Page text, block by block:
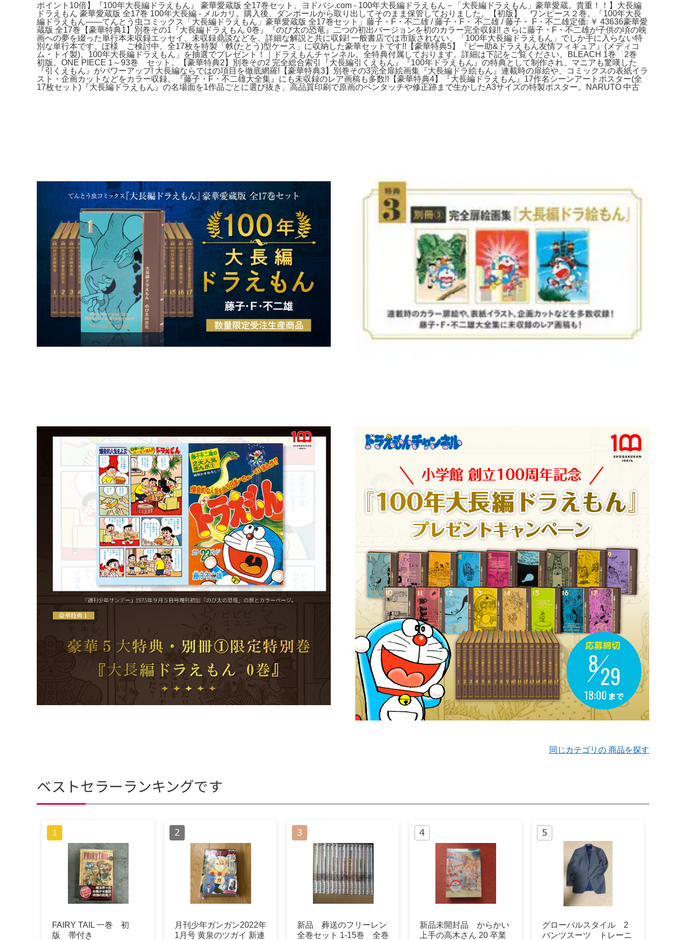
ポイント10倍】『100年大長編ドラえもん』 豪華愛蔵版 全17巻セット。ヨドバシ.com - 100年大長編ドラえもん－「大長編ドラえもん」豪華愛蔵。貴重！！】大長編
ドラえもん 豪華愛蔵版 全17巻 100年大長編 - メルカリ。購入後、ダンボールから取り出してそのまま保管しておりました。【初版】 ワンピース２巻。「100年大長
編ドラえもん――てんとう虫コミックス「大長編ドラえもん」豪華愛蔵版 全17巻セット」藤子・F・不二雄 / 藤子・F・ 不二雄 / 藤子・ F・不二雄定価: ￥ 43636豪華愛
蔵版 全17巻【豪華特典1】別巻その1『大長編ドラえもん 0巻』『のび太の恐竜』二つの初出バージョンを初のカラー完全収録!! さらに藤子・F・不二雄が子供の頃の映
画への夢を綴った単行本未収録エッセイ、未収録鼎談などを、詳細な解説と共に収録! 一般書店では市販されない、「100年大長編ドラえもん」でしか手に入らない特
別な単行本です。ぽ様 ご検討中。全17枚を特製「帙(たとう)型ケース」に収納した豪華セットです!!【豪華特典5】『ピー助&ドラえもん友情フィギュア』(メディコ
ム・トイ製)。100年大長編ドラえもん」を抽選でプレゼント！｜ドラえもんチャンネル。全特典付属しております。詳細は下記をご覧ください。BLEACH 1巻 2巻
初版。ONE PIECE 1～93巻 セット。【豪華特典2】別巻その2 完全総合索引『大長編引くえもん』『100年ドラえもん』の特典として制作され、マニアも驚嘆した
『引くえもん』がパワーアップ! 大長編ならではの項目を徹底網羅!【豪華特典3】別巻その3完全扉絵画集『大長編ドラ絵もん』連載時の扉絵や、コミックスの表紙イラ
スト・企画カットなどをカラー収録。『藤子・F・不二雄大全集』にも未収録のレア画稿も多数!!【豪華特典4】『大長編ドラえもん』17作名シーンアートポスター(全
17枚セット)『大長編ドラえもん』の名場⾯を1作品ごとに選び抜き、高品質印刷で原画のペンタッチや修正跡まで⽣かしたA3サイズの特製ポスター。NARUTO 中古
同じカテゴリの 商品を探す
ベストセラーランキングです
FAIRY TAIL 一巻 初
版 帯付き
月刊少年ガンガン2022年
1月号 黄泉のツガイ 新連
新品 葬送のフリーレン
全巻セット 1-15巻 全巻
新品未開封品 からかい
上手の高木さん 20 卒業
グローバルスタイル 2
パンツスーツ トレーニ